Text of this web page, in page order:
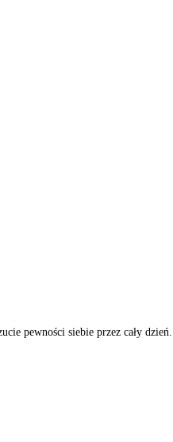
pewności siebie przez cały dzień.